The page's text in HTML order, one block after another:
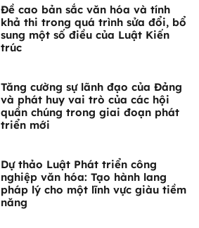
Đề cao bản sắc văn hóa và tính
khả thi trong quá trình sửa đổi, bổ
sung một số điều của Luật Kiến
trúc
Tăng cường sự lãnh đạo của Đảng
và phát huy vai trò của các hội
quần chúng trong giai đoạn phát
triển mới
Dự thảo Luật Phát triển công
nghiệp văn hóa: Tạo hành lang
pháp lý cho một lĩnh vực giàu tiềm
năng